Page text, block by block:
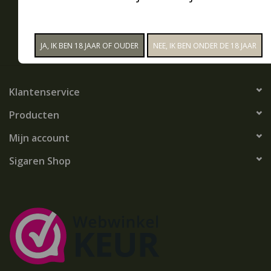
Aanbiedingen
Koffie en thee
Klantenservice
Producten
Mijn account
Sigaren Shop